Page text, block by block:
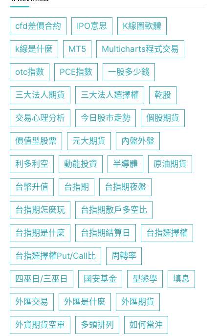
cfd差價合約 IPO意思 K線圖軟體
k線是什麼 MT5 Multicharts程式交易
otc指數 PCE指數 一股多少錢
三大法人期貨 三大法人選擇權 乾股
交易心理分析 今日股市走勢 個股期貨
價值型股票 元大期貨 內盤外盤
利多利空 動能投資 半導體 原油期貨
台幣升值 台指期 台指期夜盤
台指期怎麼玩 台指期散戶多空比
台指期是什麼 台指期結算日 台指選擇權
台指選擇權Put/Call比 周轉率
四巫日/三巫日 國安基金 型態學 填息
外匯交易 外匯是什麼 外匯期貨
外資期貨空單 多頭排列 如何當沖